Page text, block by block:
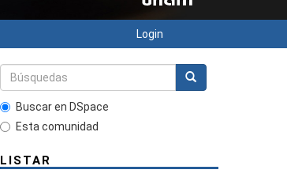
Login
Buscar en DSpace
Esta comunidad
LISTAR